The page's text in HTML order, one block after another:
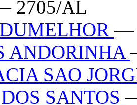
2705/AL
—
ANDORINHA
SAO
SANTOS